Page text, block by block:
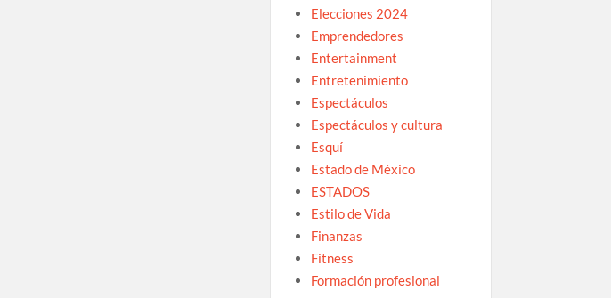
Elecciones 2024
Emprendedores
Entertainment
Entretenimiento
Espectáculos
Espectáculos y cultura
Esquí
Estado de México
ESTADOS
Estilo de Vida
Finanzas
Fitness
Formación profesional